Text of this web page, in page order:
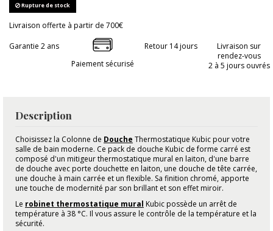
Rupture de stock
Livraison offerte à partir de 700€
Garantie 2 ans
Paiement sécurisé
Retour 14 jours
Livraison sur
rendez-vous
2 à 5 jours ouvrés
Description
Choisissez la Colonne de Douche Thermostatique Kubic pour votre
salle de bain moderne. Ce pack de douche Kubic de forme carré est
composé d'un mitigeur thermostatique mural en laiton, d'une barre
de douche avec porte douchette en laiton, une douche de tête carrée,
une douche à main carrée et un flexible. Sa finition chromé, apporte
une touche de modernité par son brillant et son effet miroir.
Le robinet thermostatique mural Kubic possède un arrêt de
température à 38 °C. Il vous assure le contrôle de la température et la
sécurité.